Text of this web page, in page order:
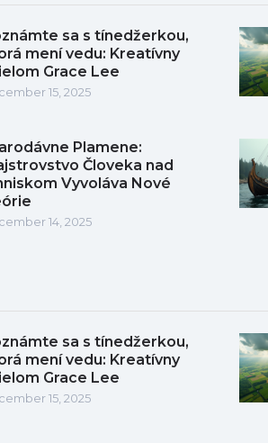
sa s tínedžerkou,
mení vedu: Kreatívny
Grace Lee
15, 2025
Plamene:
Človeka nad
Vyvoláva Nové
14, 2025
sa s tínedžerkou,
mení vedu: Kreatívny
Grace Lee
15, 2025